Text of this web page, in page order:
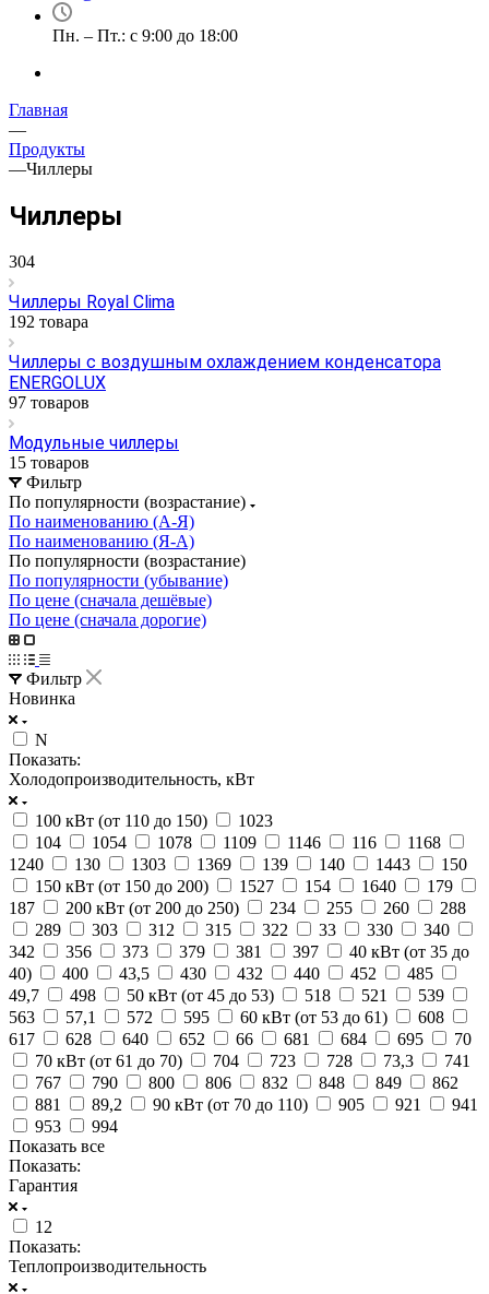
Пн. – Пт.: с 9:00 до 18:00
Главная
—
Продукты
—Чиллеры
Чиллеры
304
Чиллеры Royal Clima
192 товара
Чиллеры с воздушным охлаждением конденсатора
ENERGOLUX
97 товаров
Модульные чиллеры
15 товаров
Фильтр
По популярности (возрастание)
По наименованию (А-Я)
По наименованию (Я-А)
По популярности (возрастание)
По популярности (убывание)
По цене (сначала дешёвые)
По цене (сначала дорогие)
Фильтр
Новинка
N
Показать:
Холодопроизводительность, кВт
100 кВт (от 110 до 150)
1023
104
1054 1078 1109 1146 116
1168
1240
130 1303 1369 139 140 1443
150
150 кВт (от 150 до 200)
1527 154 1640
179
187
200 кВт (от 200 до 250) 234 255 260
288
289
303 312 315 322 33 330
340
342
356 373 379 381 397
40 кВт (от 35 до
40)
400 43,5 430 432 440 452
485
49,7
498 50 кВт (от 45 до 53) 518 521
539
563
57,1 572 595 60 кВт (от 53 до 61)
608
617
628 640 652 66 681 684 695
70
70 кВт (от 61 до 70)
704 723 728 73,3
741
767
790 800 806 832 848 849
862
881
89,2 90 кВт (от 70 до 110) 905 921
941
953
994
Показать все
Показать:
Гарантия
12
Показать:
Теплопроизводительность